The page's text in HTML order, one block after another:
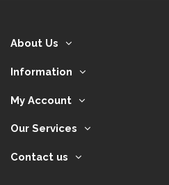
About Us
Information
My Account
Our Services
Contact us